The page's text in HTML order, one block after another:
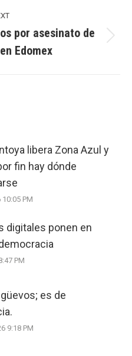
Next
post:
por asesinato de
Edomex
libera Zona Azul y
fin hay dónde
PM
digitales ponen en
PM
es de
9:18 PM